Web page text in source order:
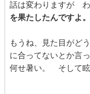
話は変わりますが わ
を果たしたんですよ。
もうね、見た目がど
に合ってないとか言
何せ暑い。 そして